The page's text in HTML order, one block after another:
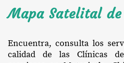
Mapa Satelital
Encuentra, consulta los
calidad de las Clínicas